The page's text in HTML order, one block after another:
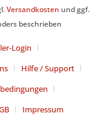
Versandkosten und ggf.
beschrieben
Login
Hilfe / Support
Impressum